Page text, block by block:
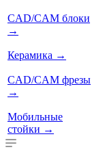
CAD/CAM блоки
→
Керамика →
CAD/CAM фрезы
→
Мобильные
стойки →